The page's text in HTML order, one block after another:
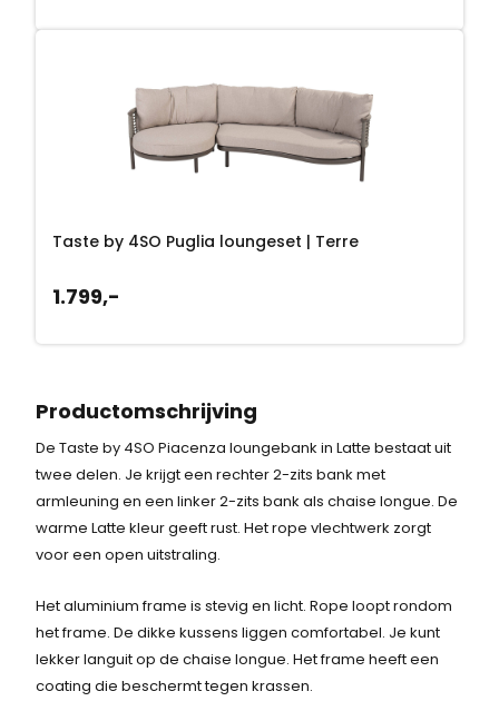
Taste by 4SO Puglia loungeset | Terre
1.799,-
Productomschrijving
De Taste by 4SO Piacenza loungebank in Latte bestaat uit
twee delen. Je krijgt een rechter 2-zits bank met
armleuning en een linker 2-zits bank als chaise longue. De
warme Latte kleur geeft rust. Het rope vlechtwerk zorgt
voor een open uitstraling.
Het aluminium frame is stevig en licht. Rope loopt rondom
het frame. De dikke kussens liggen comfortabel. Je kunt
lekker languit op de chaise longue. Het frame heeft een
coating die beschermt tegen krassen.